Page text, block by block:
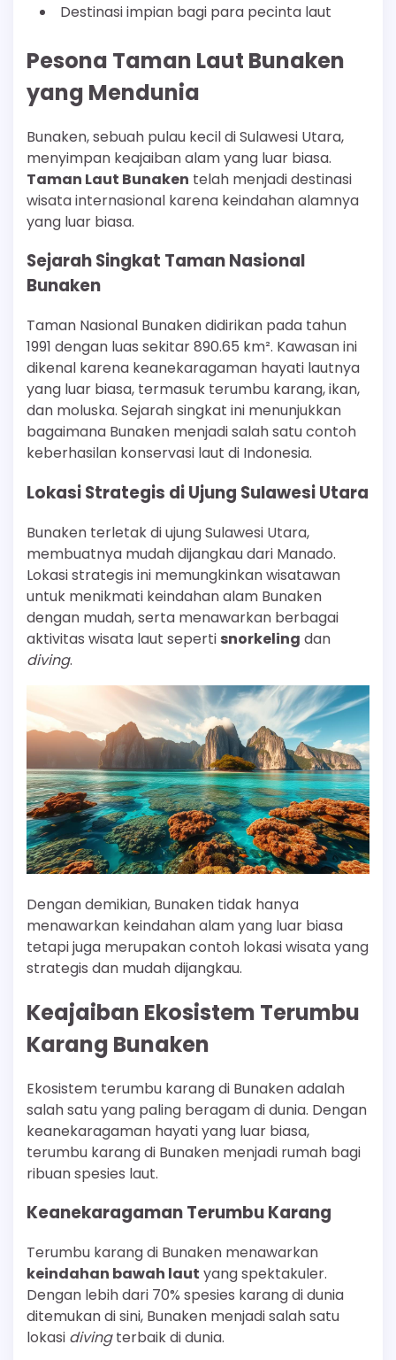
Destinasi impian bagi para pecinta laut
Pesona Taman Laut Bunaken
yang Mendunia
Bunaken, sebuah pulau kecil di Sulawesi Utara,
menyimpan keajaiban alam yang luar biasa.
Taman Laut Bunaken telah menjadi destinasi
wisata internasional karena keindahan alamnya
yang luar biasa.
Sejarah Singkat Taman Nasional
Bunaken
Taman Nasional Bunaken didirikan pada tahun
1991 dengan luas sekitar 890.65 km². Kawasan ini
dikenal karena keanekaragaman hayati lautnya
yang luar biasa, termasuk terumbu karang, ikan,
dan moluska. Sejarah singkat ini menunjukkan
bagaimana Bunaken menjadi salah satu contoh
keberhasilan konservasi laut di Indonesia.
Lokasi Strategis di Ujung Sulawesi Utara
Bunaken terletak di ujung Sulawesi Utara,
membuatnya mudah dijangkau dari Manado.
Lokasi strategis ini memungkinkan wisatawan
untuk menikmati keindahan alam Bunaken
dengan mudah, serta menawarkan berbagai
aktivitas wisata laut seperti snorkeling dan
diving.
Dengan demikian, Bunaken tidak hanya
menawarkan keindahan alam yang luar biasa
tetapi juga merupakan contoh lokasi wisata yang
strategis dan mudah dijangkau.
Keajaiban Ekosistem Terumbu
Karang Bunaken
Ekosistem terumbu karang di Bunaken adalah
salah satu yang paling beragam di dunia. Dengan
keanekaragaman hayati yang luar biasa,
terumbu karang di Bunaken menjadi rumah bagi
ribuan spesies laut.
Keanekaragaman Terumbu Karang
Terumbu karang di Bunaken menawarkan
keindahan bawah laut yang spektakuler.
Dengan lebih dari 70% spesies karang di dunia
ditemukan di sini, Bunaken menjadi salah satu
lokasi divingterbaik di dunia.